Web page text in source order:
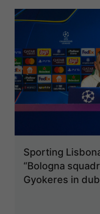
Sporting
“Bologna
Gyokeres in